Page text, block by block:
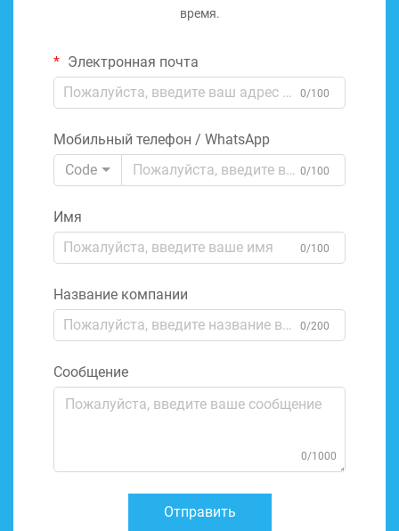
время.
Электронная почта
0/100
Мобильный телефон / WhatsApp
Code
0/100
Имя
0/100
Название компании
0/200
Сообщение
0/1000
Отправить